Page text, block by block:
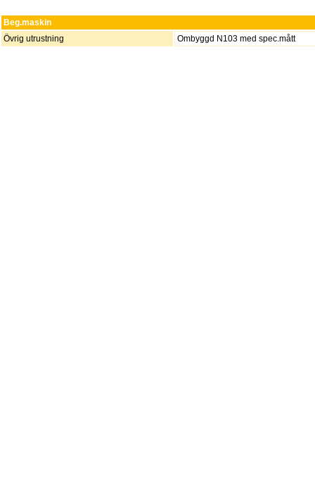
Beg.maskin
Övrig utrustning
Ombyggd N103 med spec.mått